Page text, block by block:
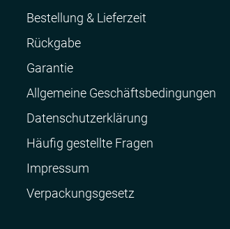
Bestellung & Lieferzeit
Rückgabe
Garantie
Allgemeine Geschäftsbedingungen
Datenschutzerklärung
Häufig gestellte Fragen
Impressum
Verpackungsgesetz